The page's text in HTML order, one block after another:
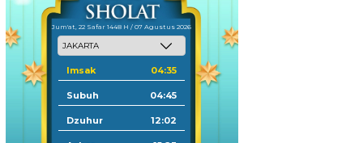
Jum'at, 22 Safar 1448 H / 07 Agustus 2026
Imsak 04:35
Subuh 04:45
Dzuhur 12:02